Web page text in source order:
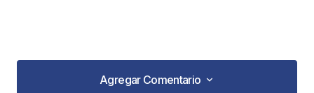
Agregar Comentario